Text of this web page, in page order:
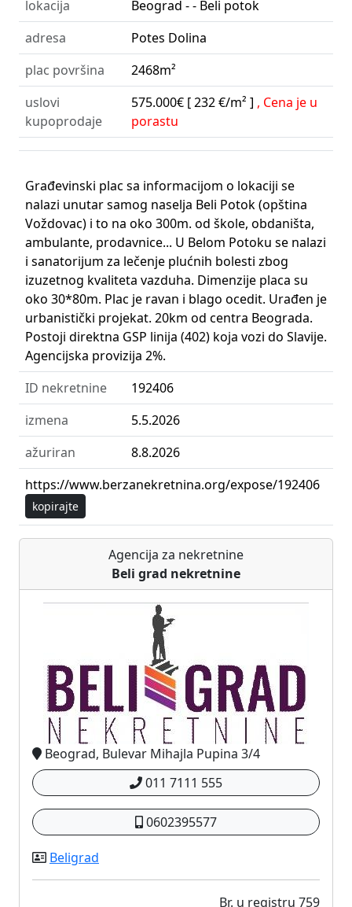
lokacija
Beograd - - Beli potok
adresa
Potes Dolina
plac površina
2468m²
uslovi
kupoprodaje
575.000€ [ 232 €/m² ] , Cena je u
porastu
Građevinski plac sa informacijom o lokaciji se
nalazi unutar samog naselja Beli Potok (opština
Voždovac) i to na oko 300m. od škole, obdaništa,
ambulante, prodavnice... U Belom Potoku se nalazi
i sanatorijum za lečenje plućnih bolesti zbog
izuzetnog kvaliteta vazduha. Dimenzije placa su
oko 30*80m. Plac je ravan i blago ocedit. Urađen je
urbanistički projekat. 20km od centra Beograda.
Postoji direktna GSP linija (402) koja vozi do Slavije.
Agencijska provizija 2%.
ID nekretnine
192406
izmena
5.5.2026
ažuriran
8.8.2026
https://www.berzanekretnina.org/expose/192406
kopirajte
Agencija za nekretnine
Beli grad nekretnine
Beograd, Bulevar Mihajla Pupina 3/4
011 7111 555
0602395577
Beligrad
Br. u registru 759